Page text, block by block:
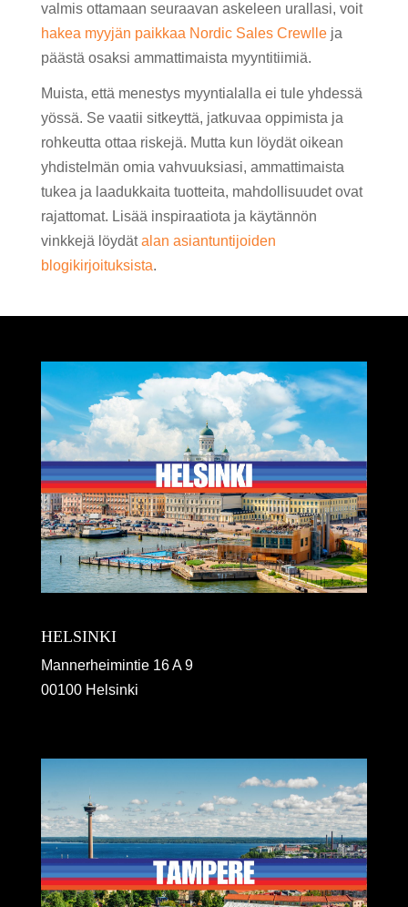
valmis ottamaan seuraavan askeleen urallasi, voit
hakea myyjän paikkaa Nordic Sales Crewlleja
päästä osaksi ammattimaista myyntitiimiä.
Muista, että menestys myyntialalla ei tule yhdessä
yössä. Se vaatii sitkeyttä, jatkuvaa oppimista ja
rohkeutta ottaa riskejä. Mutta kun löydät oikean
yhdistelmän omia vahvuuksiasi, ammattimaista
tukea ja laadukkaita tuotteita, mahdollisuudet ovat
rajattomat. Lisää inspiraatiota ja käytännön
vinkkejä löydätalan asiantuntijoiden
blogikirjoituksista.
HELSINKI
Mannerheimintie 16 A 9
00100 Helsinki